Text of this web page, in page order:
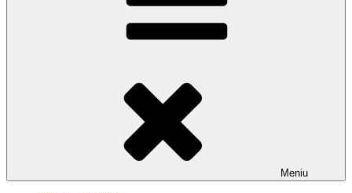
Meniu